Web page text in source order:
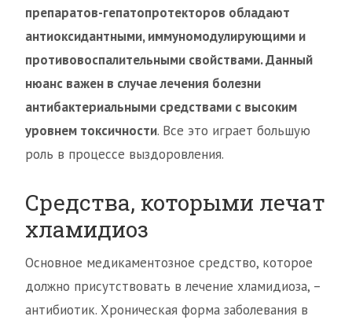
препаратов-гепатопротекторов обладают
антиоксидантными, иммуномодулирующими и
противовоспалительными свойствами. Данный
нюанс важен в случае лечения болезни
антибактериальными средствами с высоким
уровнем токсичности. Все это играет большую
роль в процессе выздоровления.
Средства, которыми лечат
хламидиоз
Основное медикаментозное средство, которое
должно присутствовать в лечение хламидиоза, –
антибиотик. Хроническая форма заболевания в